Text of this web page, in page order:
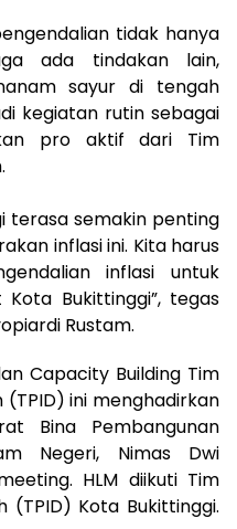
tidak hanya
ada tindakan lain,
sayur di tengah
kegiatan rutin sebagai
pro aktif dari Tim
terasa semakin penting
inflasi ini. Kita harus
inflasi untuk
Bukittinggi”, tegas
Rustam.
Capacity Building Tim
(TPID) ini menghadirkan
Bina Pembangunan
Negeri, Nimas Dwi
HLM diikuti Tim
(TPID) Kota Bukittinggi.